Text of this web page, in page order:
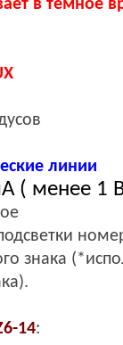
в темное
линии
( менее 1
знака (*
14: